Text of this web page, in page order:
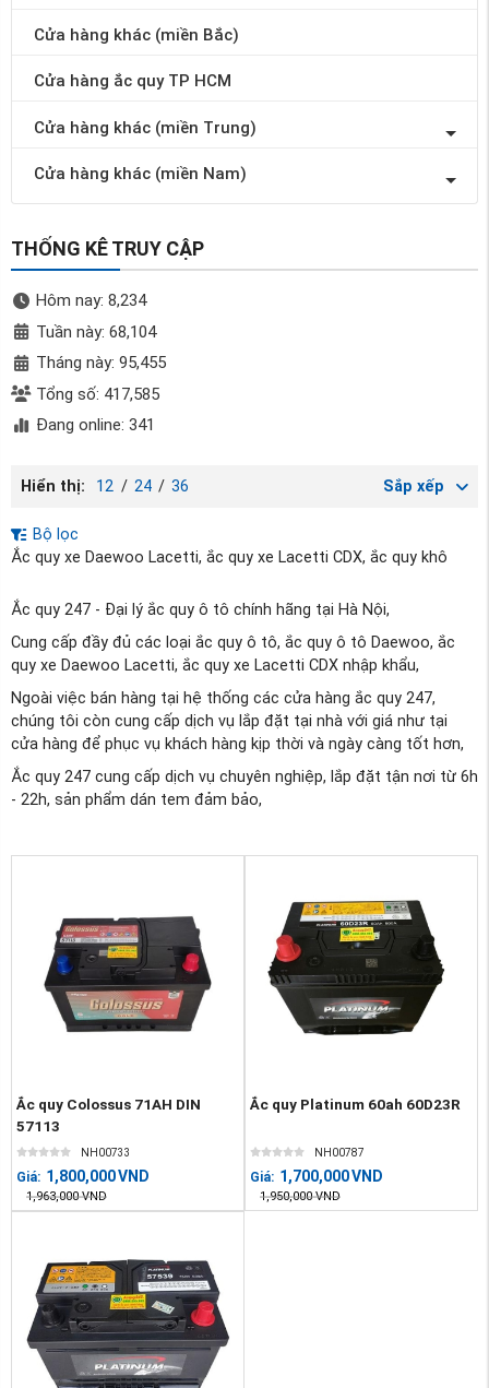
Cửa hàng khác (miền Bắc)
Cửa hàng ắc quy TP HCM
Cửa hàng khác (miền Trung)
Cửa hàng khác (miền Nam)
THỐNG KÊ TRUY CẬP
Hôm nay: 8,234
Tuần này: 68,104
Tháng này: 95,455
Tổng số: 417,585
Đang online: 341
Hiển thị: 12 / 24 / 36 Sắp xếp
Bộ lọc
Ắc quy xe Daewoo Lacetti, ắc quy xe Lacetti CDX, ắc quy khô
Ắc quy 247 - Đại lý ắc quy ô tô chính hãng tại Hà Nội,
Cung cấp đầy đủ các loại ắc quy ô tô, ắc quy ô tô Daewoo, ắc
quy xe Daewoo Lacetti, ắc quy xe Lacetti CDX nhập khẩu,
Ngoài việc bán hàng tại hệ thống các cửa hàng ắc quy 247,
chúng tôi còn cung cấp dịch vụ lắp đặt tại nhà với giá như tại
cửa hàng để phục vụ khách hàng kịp thời và ngày càng tốt hơn,
Ắc quy 247 cung cấp dịch vụ chuyên nghiệp, lắp đặt tận nơi từ 6h
- 22h, sản phẩm dán tem đảm bảo,
Ắc quy Colossus 71AH DIN
57113
NH00733
Giá: 1,800,000VND
1,963,000 VND
Ắc quy Platinum 60ah 60D23R
NH00787
Giá: 1,700,000VND
1,950,000 VND